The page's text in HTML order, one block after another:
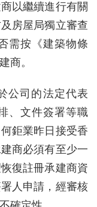
以繼續進行有關
房屋局獨立審查
需按《建築物條
商。
公司的法定代表
、文件簽署等職
鉅業昨日接受香
商必須有至少一
復註冊承建商資
人申請，經審核